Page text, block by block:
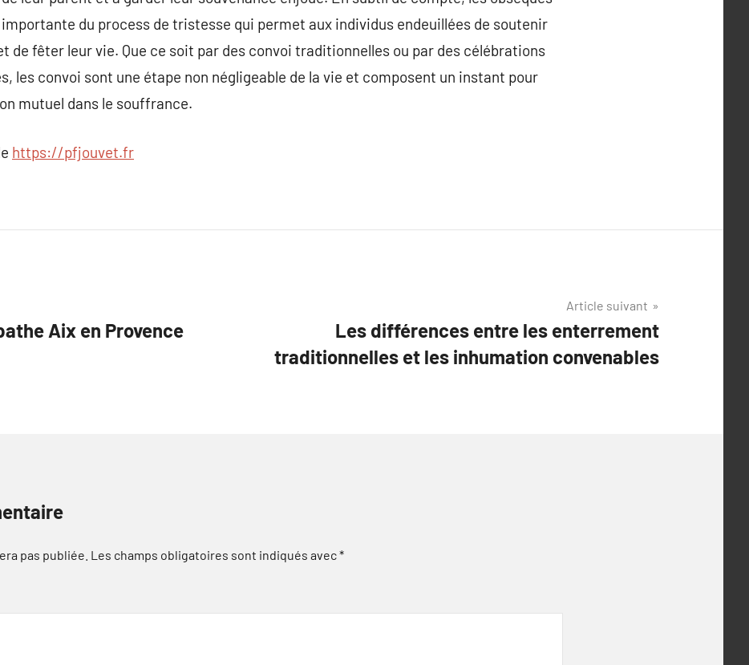
du process de tristesse qui permet aux individus endeuillées de soutenir
de fêter leur vie. Que ce soit par des convoi traditionnelles ou par des célébrations
les convoi sont une étape non négligeable de la vie et composent un instant pour
mutuel dans le souffrance.
https://pfjouvet.fr
Aix en Provence
Article suivant
Les différences entre les enterrement
traditionnelles et les inhumation convenables
pas publiée. Les champs obligatoires sont indiqués avec*